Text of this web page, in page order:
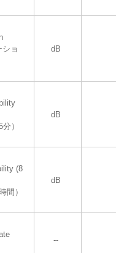
ョ
dB
）
dB
(8
間）
dB
--